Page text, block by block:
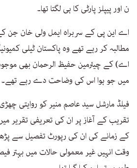
ن اور پیپلز پارٹی کا ہی لگتا تھا۔
اے این پی کے سربراہ ایمل ولی خان جن
مطالبہ کر رہے تھے وہ پاکستان ٹیلی
اے) کے چیئرمین حفیظ الرحمان بھی
میں جو ہوا اس کی وضاحت دے رہے تھے۔
فیلڈ مارشل سید عاصم منیر کو روایتی
تقریب کے آغاز پر ان کی تعریفی تقریر
کے زمانے کی ان کی رپورٹ تفصیل سے
وقت انہیں غیر معمولی حالات میں بہتر